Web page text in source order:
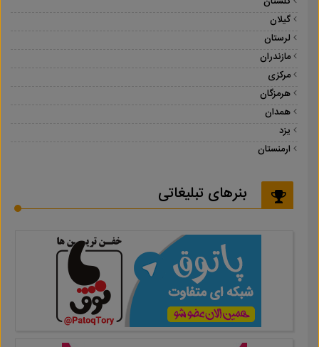
گیلان
لرستان
مازندران
مرکزی
هرمزگان
همدان
یزد
ارمنستان
بنرهای تبلیغاتی